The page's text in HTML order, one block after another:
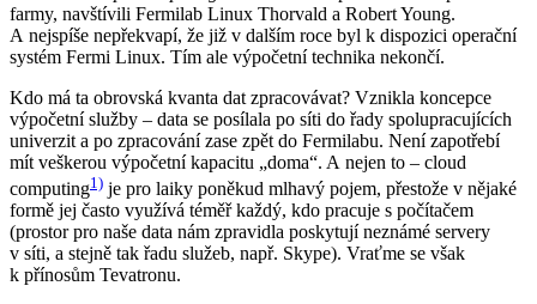
farmy, navštívili Fermilab Linux Thorvald a Robert Young.
A nejspíše nepřekvapí, že již v dalším roce byl k dispozici operační
systém Fermi Linux. Tím ale výpočetní technika nekončí.
Kdo má ta obrovská kvanta dat zpracovávat? Vznikla koncepce
výpočetní služby – data se posílala po síti do řady spolupracujících
univerzit a po zpracování zase zpět do Fermilabu. Není zapotřebí
mít veškerou výpočetní kapacitu „doma“. A nejen to – cloud
computing1) je pro laiky poněkud mlhavý pojem, přestože v nějaké
formě jej často využívá téměř každý, kdo pracuje s počítačem
(prostor pro naše data nám zpravidla poskytují neznámé servery
v síti, a stejně tak řadu služeb, např. Skype). Vraťme se však
k přínosům Tevatronu.